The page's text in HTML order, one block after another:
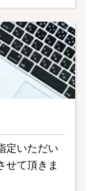
定いただい
せて頂きま